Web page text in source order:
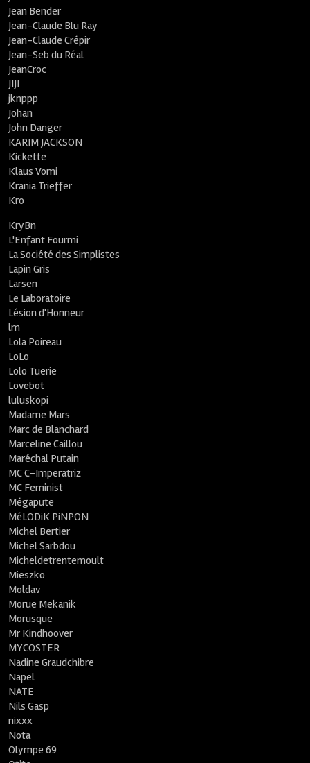
Jean Bender
Jean-Claude Blu Ray
Jean-Claude Crépir
Jean-Seb du Réal
JeanCroc
JIJI
jknppp
Johan
John Danger
KARIM JACKSON
Kickette
Klaus Vomi
Krania Trieffer
Kro
KryBn
L'Enfant Fourmi
La Société des Simplistes
Lapin Gris
Larsen
Le Laboratoire
Lésion d'Honneur
lm
Lola Poireau
LoLo
Lolo Tuerie
Lovebot
luluskopi
Madame Mars
Marc de Blanchard
Marceline Caillou
Maréchal Putain
MC C-Imperatriz
MC Feminist
Mégapute
MéLODiK PiNPON
Michel Bertier
Michel Sarbdou
Micheldetrentemoult
Mieszko
Moldav
Morue Mekanik
Morusque
Mr Kindhoover
MYCOSTER
Nadine Graudchibre
Napel
NATE
Nils Gasp
nixxx
Nota
Olympe 69